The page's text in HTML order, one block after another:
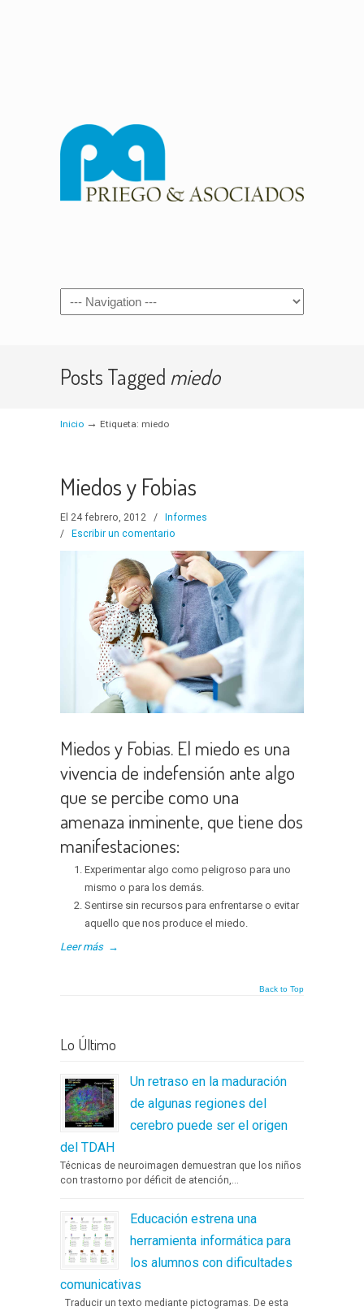
Navigation
Posts Tagged miedo
Inicio → Etiqueta: miedo
Miedos y Fobias
El 24 febrero, 2012 /
Informes
/
Escribir un comentario
Miedos y Fobias. El miedo es una
vivencia de indefensión ante algo
que se percibe como una
amenaza inminente, que tiene dos
manifestaciones:
Experimentar algo como peligroso para uno
mismo o para los demás.
Sentirse sin recursos para enfrentarse o evitar
aquello que nos produce el miedo.
Leer más →
Back to Top
Lo Último
Un retraso en la maduración
de algunas regiones del
cerebro puede ser el origen
del TDAH
Técnicas de neuroimagen demuestran que los niños
con trastorno por déficit de atención,...
Educación estrena una
herramienta informática para
los alumnos con dificultades
comunicativas
Traducir un texto mediante pictogramas. De esta